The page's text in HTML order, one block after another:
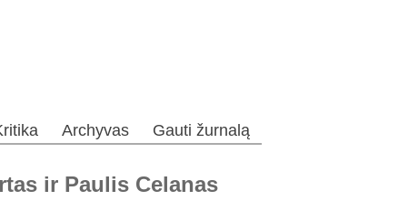
Archyvas Gauti žurnalą
ir Paulis Celanas